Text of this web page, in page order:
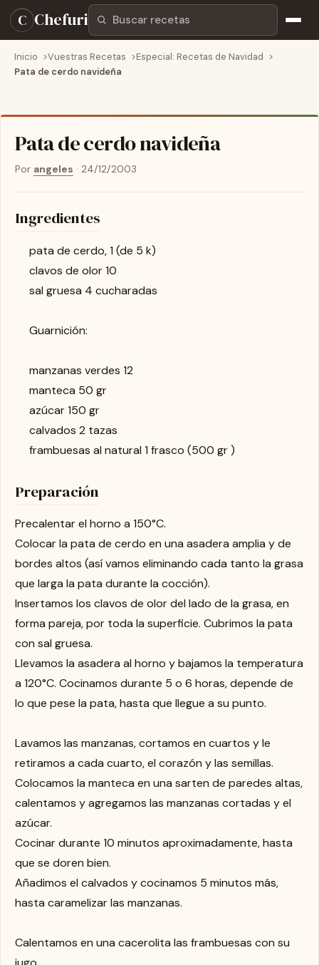
C ChefuriBuscar recetas
Inicio Vuestras Recetas
Especial: Recetas de Navidad
Pata de cerdo navideña
Pata de cerdo navideña
Por angeles · 24/12/2003
Ingredientes
pata de cerdo, 1 (de 5 k)
clavos de olor 10
sal gruesa 4 cucharadas
Guarnición:
manzanas verdes 12
manteca 50 gr
azúcar 150 gr
calvados 2 tazas
frambuesas al natural 1 frasco (500 gr )
Preparación
Precalentar el horno a 150°C.
Colocar la pata de cerdo en una asadera amplia y de
bordes altos (así vamos eliminando cada tanto la grasa
que larga la pata durante la cocción).
Insertamos los clavos de olor del lado de la grasa, en
forma pareja, por toda la superficie. Cubrimos la pata
con sal gruesa.
Llevamos la asadera al horno y bajamos la temperatura
a 120°C. Cocinamos durante 5 o 6 horas, depende de
lo que pese la pata, hasta que llegue a su punto.
Lavamos las manzanas, cortamos en cuartos y le
retiramos a cada cuarto, el corazón y las semillas.
Colocamos la manteca en una sarten de paredes altas,
calentamos y agregamos las manzanas cortadas y el
azúcar.
Cocinar durante 10 minutos aproximadamente, hasta
que se doren bien.
Añadimos el calvados y cocinamos 5 minutos más,
hasta caramelizar las manzanas.
Calentamos en una cacerolita las frambuesas con su